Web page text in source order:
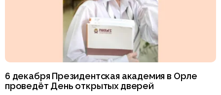
6 декабря Президентская академия в Орле
проведёт День открытых дверей